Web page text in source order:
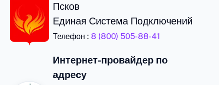
Псков
Единая Система Подключений
Телефон : 8 (800) 505-88-41
Интернет-провайдер по
адресу